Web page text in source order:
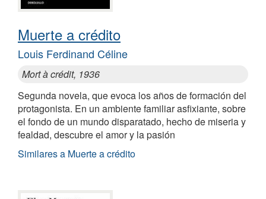
Muerte a crédito
Louis Ferdinand Céline
Mort à crédit, 1936
Segunda novela, que evoca los años de formación del
protagonista. En un ambiente familiar asfixiante, sobre
el fondo de un mundo disparatado, hecho de miseria y
fealdad, descubre el amor y la pasión
Similares a Muerte a crédito